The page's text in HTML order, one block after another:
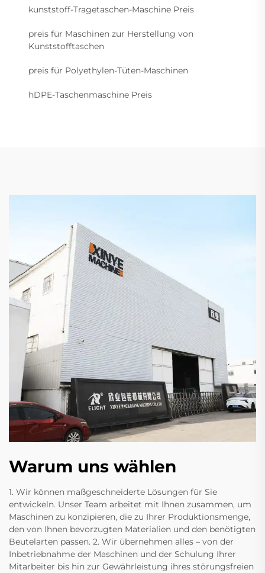
kunststoff-Tragetaschen-Maschine Preis
preis für Maschinen zur Herstellung von
Kunststofftaschen
preis für Polyethylen-Tüten-Maschinen
hDPE-Taschenmaschine Preis
Warum uns wählen
1. Wir können maßgeschneiderte Lösungen für Sie
entwickeln. Unser Team arbeitet mit Ihnen zusammen, um
Maschinen zu konzipieren, die zu Ihrer Produktionsmenge,
den von Ihnen bevorzugten Materialien und den benötigten
Beutelarten passen. 2. Wir übernehmen alles – von der
Inbetriebnahme der Maschinen und der Schulung Ihrer
Mitarbeiter bis hin zur Gewährleistung ihres störungsfreien